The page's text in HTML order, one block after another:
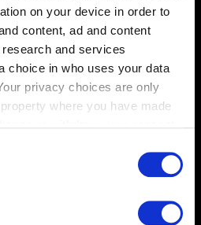
on your device in order to
content, ad and content
and services
choice in who uses your data
privacy choices are only
where you have made
about your geographical
動上傳至雲端，且存檔旁將出
3：狂獵》平台版本，選擇
RED 帳戶的連動。